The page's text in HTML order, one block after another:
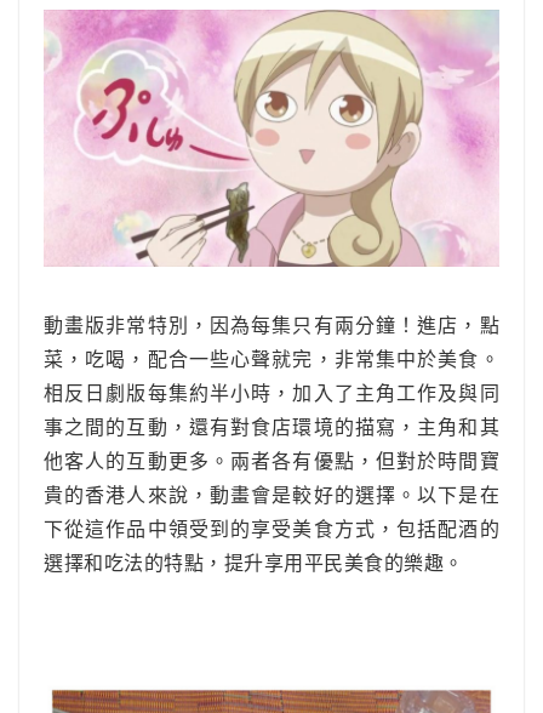
動畫版非常特別，因為每集只有兩分鐘！進店，點
菜，吃喝，配合一些心聲就完，非常集中於美食。
相反日劇版每集約半小時，加入了主角工作及與同
事之間的互動，還有對食店環境的描寫，主角和其
他客人的互動更多。兩者各有優點，但對於時間寶
貴的香港人來說，動畫會是較好的選擇。以下是在
下從這作品中領受到的享受美食方式，包括配酒的
選擇和吃法的特點，提升享用平民美食的樂趣。